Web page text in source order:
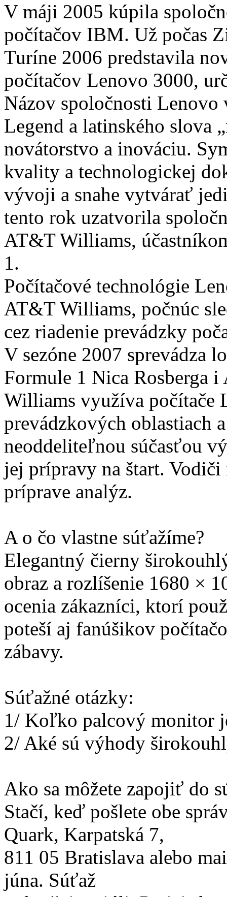
V máji 2005 kúpila
počítačov IBM. Už počas
Turíne 2006 predstavila
počítačov Lenovo 3000,
Názov spoločnosti Lenovo
Legend a latinského slova
novátorstvo a inováciu.
kvality a technologickej
vývoji a snahe vytvárať
tento rok uzatvorila
AT&T Williams,
1.
Počítačové technológie
AT&T Williams, počnúc
cez riadenie prevádzky
V sezóne 2007 sprevádza
Formule 1 Nica Rosberga
Williams využíva počítače
prevádzkových oblastiach
neoddeliteľnou súčasťou
jej prípravy na štart.
príprave analýz.
A o čo vlastne súťažíme?
Elegantný čierny
obraz a rozlíšenie 1680 ×
ocenia zákazníci, ktorí
poteší aj fanúšikov
zábavy.
Súťažné otázky:
1/ Koľko palcový monitor
2/ Aké sú výhody
Ako sa môžete zapojiť do
Stačí, keď pošlete obe
Quark, Karpatská 7,
811 05 Bratislava alebo
júna. Súťaž